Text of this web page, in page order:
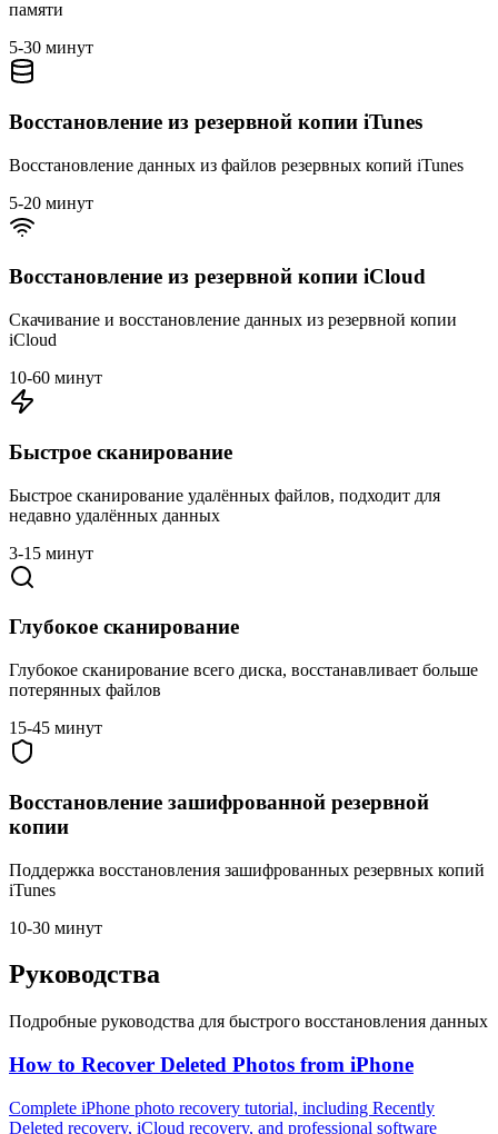
памяти
5-30 минут
Восстановление из резервной копии iTunes
Восстановление данных из файлов резервных копий iTunes
5-20 минут
Восстановление из резервной копии iCloud
Скачивание и восстановление данных из резервной копии
iCloud
10-60 минут
Быстрое сканирование
Быстрое сканирование удалённых файлов, подходит для
недавно удалённых данных
3-15 минут
Глубокое сканирование
Глубокое сканирование всего диска, восстанавливает больше
потерянных файлов
15-45 минут
Восстановление зашифрованной резервной
копии
Поддержка восстановления зашифрованных резервных копий
iTunes
10-30 минут
Руководства
Подробные руководства для быстрого восстановления данных
How to Recover Deleted Photos from iPhone
Complete iPhone photo recovery tutorial, including Recently
Deleted recovery, iCloud recovery, and professional software